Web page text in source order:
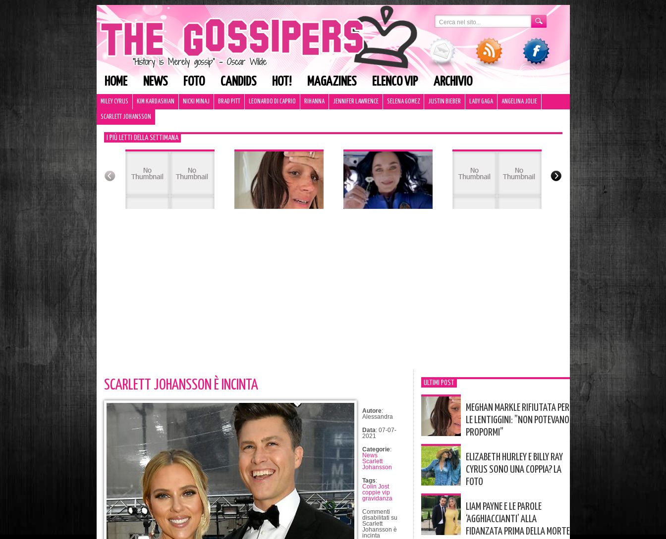
HOME NEWS FOTO CANDIDS HOT! MAGAZINES ELENCO VIP ARCHIVIO
MILEY CYRUS KIM KARDASHIAN NICKI MINAJ BRAD PITT LEONARDO DI CAPRIO RIHANNA JENNIFER LAWRENCE SELENA GOMEZ JUSTIN BIEBER LADY GAGA ANGELINA JOLIE
SCARLETT JOHANSSON
I PIÙ LETTI DELLA SETTIMANA
SCARLETT JOHANSSON È INCINTA
Autore:
Alessandra
Data: 07-07-
2021
Categorie:
News
Scarlett
Johansson
Tags:
Colin Jost
coppie vip
gravidanza
Commenti
disabilitati su
Scarlett
Johansson è
incinta
ULTIMI POST
MEGHAN MARKLE RIFIUTATA PER
LE LENTIGGINI: ”NON POTEVANO
PROPORMI”
ELIZABETH HURLEY E BILLY RAY
CYRUS SONO UNA COPPIA? LA
FOTO
LIAM PAYNE E LE PAROLE
‘AGGHIACCIANTI’ ALLA
FIDANZATA PRIMA DELLA MORTE